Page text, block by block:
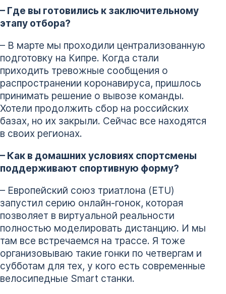
– Где вы готовились к заключительному
этапу отбора?
– В марте мы проходили централизованную
подготовку на Кипре. Когда стали
приходить тревожные сообщения о
распространении коронавируса, пришлось
принимать решение о вывозе команды.
Хотели продолжить сбор на российских
базах, но их закрыли. Сейчас все находятся
в своих регионах.
– Как в домашних условиях спортсмены
поддерживают спортивную форму?
– Европейский союз триатлона (ETU)
запустил серию онлайн-гонок, которая
позволяет в виртуальной реальности
полностью моделировать дистанцию. И мы
там все встречаемся на трассе. Я тоже
организовываю такие гонки по четвергам и
субботам для тех, у кого есть современные
велосипедные Smart станки.